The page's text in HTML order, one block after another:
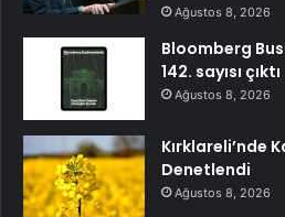
Ağustos 8, 2026
Bloomberg
142. sayısı çıktı
Ağustos 8, 2026
Kırklareli’nde
Denetlendi
Ağustos 8, 2026